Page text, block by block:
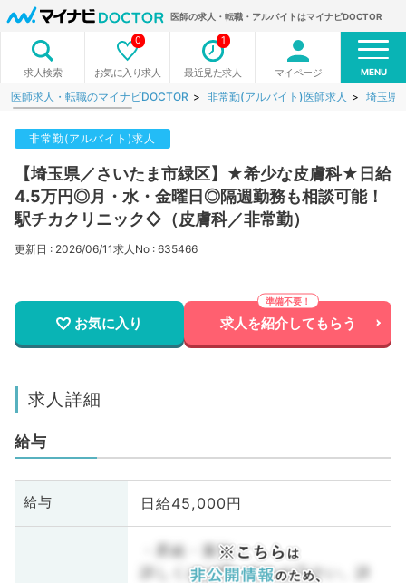
医師の求人・転職・アルバイトはマイナビDOCTOR
求人検索 お気に入り求人
0
最近見た求人
1
マイページ MENU
医師求人・転職のマイナビDOCTOR 非常勤(アルバイト)医師求人 埼玉県
非常勤(アルバイト)求人
【埼玉県／さいたま市緑区】★希少な皮膚科★日給
4.5万円◎月・水・金曜日◎隔週勤務も相談可能！
駅チカクリニック◇（皮膚科／非常勤）
更新日 : 2026/06/11求人No : 635466
お気に入り 求人を紹介してもらう
求人詳細
給与
給与 日給45,000円
・昇給・賞与
詳しくはお問い合わせ下さい。詳